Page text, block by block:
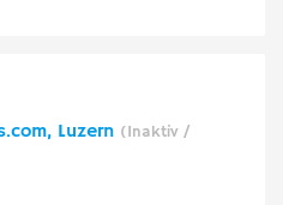
Luzern (Inaktiv /